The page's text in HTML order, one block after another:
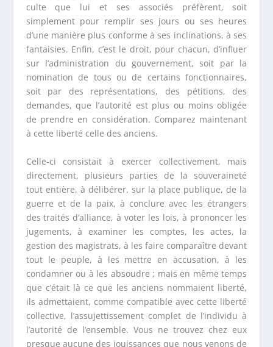
culte que lui et ses associés préfèrent, soit
simplement pour remplir ses jours ou ses heures
d’une manière plus conforme à ses inclinations, à ses
fantaisies. Enfin, c’est le droit, pour chacun, d’influer
sur l’administration du gouvernement, soit par la
nomination de tous ou de certains fonctionnaires,
soit par des représentations, des pétitions, des
demandes, que l’autorité est plus ou moins obligée
de prendre en considération. Comparez maintenant
à cette liberté celle des anciens.
Celle-ci consistait à exercer collectivement, mais
directement, plusieurs parties de la souveraineté
tout entière, à délibérer, sur la place publique, de la
guerre et de la paix, à conclure avec les étrangers
des traités d’alliance, à voter les lois, à prononcer les
jugements, à examiner les comptes, les actes, la
gestion des magistrats, à les faire comparaître devant
tout le peuple, à les mettre en accusation, à les
condamner ou à les absoudre ; mais en même temps
que c’était là ce que les anciens nommaient liberté,
ils admettaient, comme compatible avec cette liberté
collective, l’assujettissement complet de l’individu à
l’autorité de l’ensemble. Vous ne trouvez chez eux
presque aucune des jouissances que nous venons de